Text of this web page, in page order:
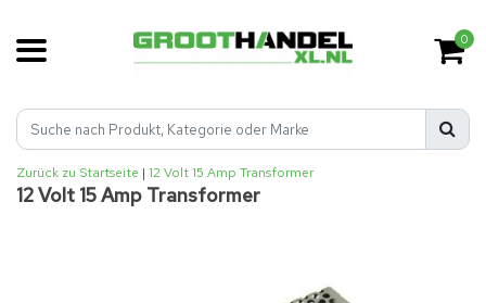
0
Zurück zu Startseite | 12 Volt 15 Amp Transformer
12 Volt 15 Amp Transformer